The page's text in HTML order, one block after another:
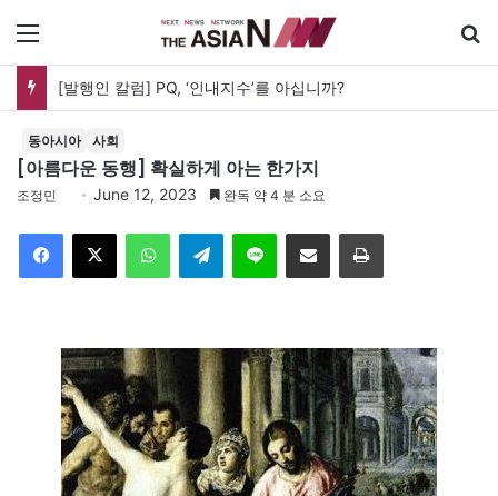
[발행인 칼럼] PQ, ‘인내지수’를 아십니까?
동아시아 사회
[아름다운 동행] 확실하게 아는 한가지
조정민 June 12, 2023 완독 약 4 분 소요
Telegram 이메일